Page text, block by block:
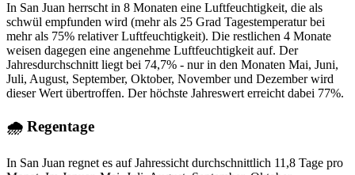
In San Juan herrscht in 8 Monaten eine Luftfeuchtigkeit, die als
schwül empfunden wird (mehr als 25 Grad Tagestemperatur bei
mehr als 75% relativer Luftfeuchtigkeit). Die restlichen 4 Monate
weisen dagegen eine angenehme Luftfeuchtigkeit auf. Der
Jahresdurchschnitt liegt bei 74,7% - nur in den Monaten Mai, Juni,
Juli, August, September, Oktober, November und Dezember wird
dieser Wert übertroffen. Der höchste Jahreswert erreicht dabei 77%.
🌧 Regentage
In San Juan regnet es auf Jahressicht durchschnittlich 11,8 Tage pro